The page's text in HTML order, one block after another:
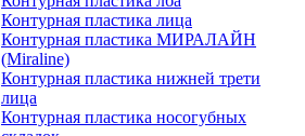
Контурная пластика лица
Контурная пластика МИРАЛАЙН
(Miraline)
Контурная пластика нижней трети
лица
Контурная пластика носогубных